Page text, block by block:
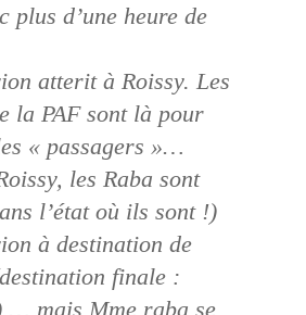
plus d’une heure de
atterit à Roissy. Les
la PAF sont là pour
« passagers »…
les Raba sont
l’état où ils sont !)
à destination de
finale :
mais Mme raba se